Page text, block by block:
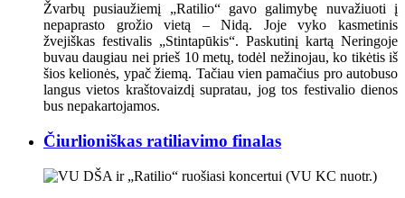
Žvarbų pusiaužiemį „Ratilio“ gavo galimybę nuvažiuoti į
nepaprasto grožio vietą – Nidą. Joje vyko kasmetinis
žvejiškas festivalis „Stintapūkis“. Paskutinį kartą Neringoje
buvau daugiau nei prieš 10 metų, todėl nežinojau, ko tikėtis iš
šios kelionės, ypač žiemą. Tačiau vien pamačius pro autobuso
langus vietos kraštovaizdį supratau, jog tos festivalio dienos
bus nepakartojamos.
Čiurlioniškas ratiliavimo finalas